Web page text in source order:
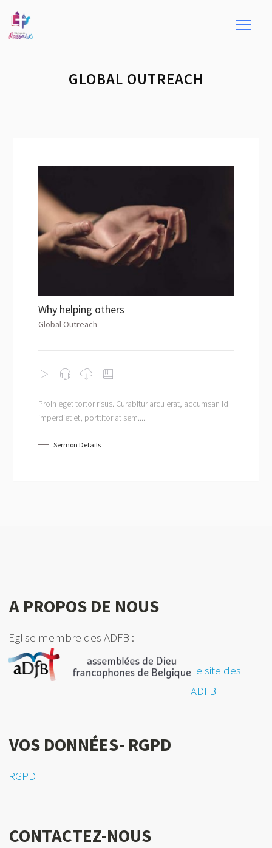
GLOBAL OUTREACH
Why helping others
Global Outreach
Proin eget tortor risus. Curabitur arcu erat, accumsan id
imperdiet et, porttitor at sem....
Sermon Details
A PROPOS DE NOUS
Eglise membre des ADFB :
Le site des
ADFB
VOS DONNÉES- RGPD
RGPD
CONTACTEZ-NOUS